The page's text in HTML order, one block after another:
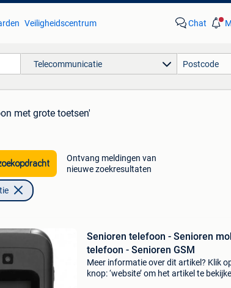
Veiligheidscentrum Chat
Telecommunicatie
met grote toetsen'
Ontvang meldingen van
nieuwe zoekresultaten
Senioren telefoon - Senioren
telefoon - Senioren GSM
Meer informatie over dit artikel? Klik
knop: ‘website’ om het artikel te